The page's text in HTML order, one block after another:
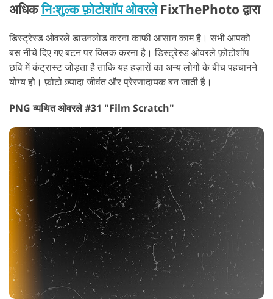
अधिकनिःशुल्क फ़ोटोशॉप ओवरलेFixThePhoto द्वारा
डिस्ट्रेस्ड ओवरले डाउनलोड करना काफी आसान काम है। सभी आपको
बस नीचे दिए गए बटन पर क्लिक करना है। डिस्ट्रेस्ड ओवरले फ़ोटोशॉप
छवि में कंट्रास्ट जोड़ता है ताकि यह हज़ारों का अन्य लोगों के बीच पहचानने
योग्य हो। फ़ोटो ज़्यादा जीवंत और प्रेरणादायक बन जाती है।
PNG व्यथित ओवरले #31 "Film Scratch"